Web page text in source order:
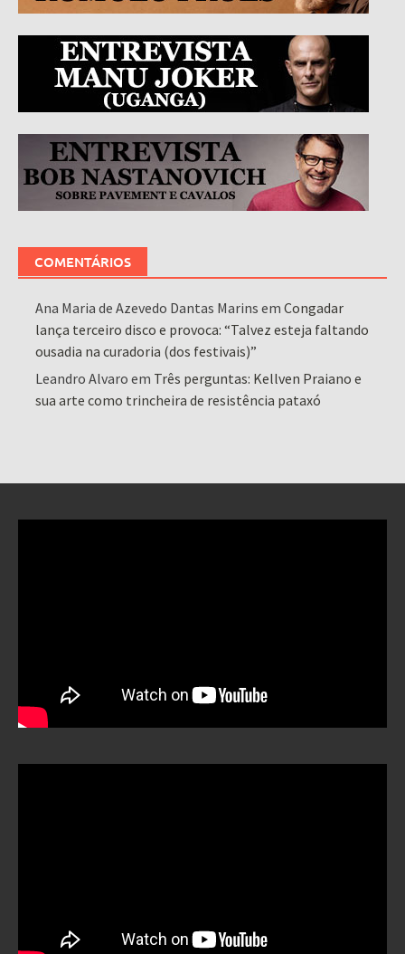
COMENTÁRIOS
Ana Maria de Azevedo Dantas Marins emCongadar
lança terceiro disco e provoca: “Talvez esteja faltando
ousadia na curadoria (dos festivais)”
Leandro Alvaro em Três perguntas: Kellven Praiano e
sua arte como trincheira de resistência pataxó